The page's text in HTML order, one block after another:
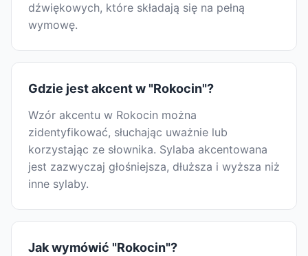
dźwiękowych, które składają się na pełną
wymowę.
Gdzie jest akcent w "Rokocin"?
Wzór akcentu w Rokocin można
zidentyfikować, słuchając uważnie lub
korzystając ze słownika. Sylaba akcentowana
jest zazwyczaj głośniejsza, dłuższa i wyższa niż
inne sylaby.
Jak wymówić "Rokocin"?